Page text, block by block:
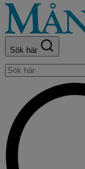
Sök här